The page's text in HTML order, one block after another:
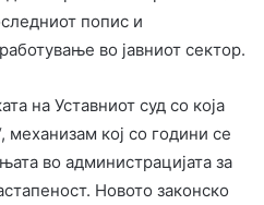
попис и
во јавниот сектор.
на Уставниот суд со која
механизам кој со години се
во администрацијата за
Новото законско